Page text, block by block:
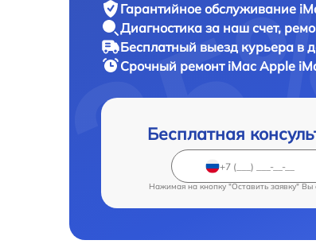
Гарантийное обслуживание
Диагностика за наш счет,
Бесплатный выезд курьера в
Срочный ремонт iMac Apple
Бесплатная
Нажимая на кнопку "Оставить заявку" Вы